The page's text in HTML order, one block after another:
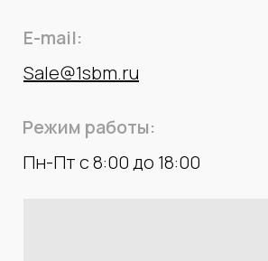
Пн-Пт с 8:00 до 18:00
Sale@1sbm.ru
Режим работы:
E-mail: